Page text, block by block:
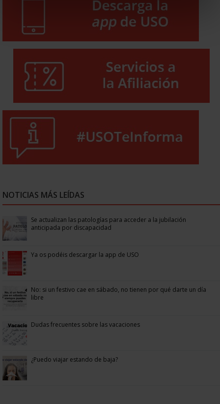
NOTICIAS MÁS LEÍDAS
Se actualizan las patologías para acceder a la jubilación
anticipada por discapacidad
Ya os podéis descargar la app de USO
No: si un festivo cae en sábado, no tienen por qué darte un día
libre
Dudas frecuentes sobre las vacaciones
¿Puedo viajar estando de baja?